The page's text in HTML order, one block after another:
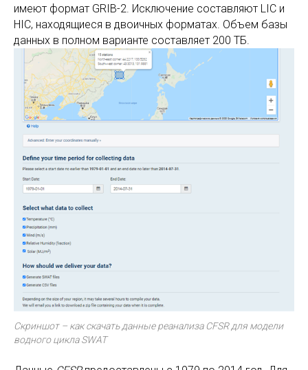
имеют формат GRIB-2. Исключение составляют LIC и
HIC, находящиеся в двоичных форматах. Объем базы
данных в полном варианте составляет 200 ТБ.
Скриншот – как скачать данные реанализа CFSR для модели
водного цикла SWAT